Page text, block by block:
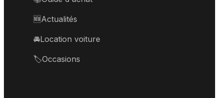
🆕Actualités
🚘Location voiture
🏷️Occasions